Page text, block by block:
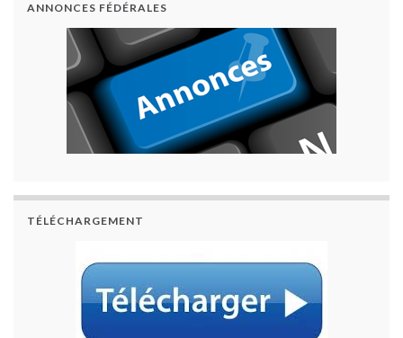
ANNONCES FÉDÉRALES
TÉLÉCHARGEMENT